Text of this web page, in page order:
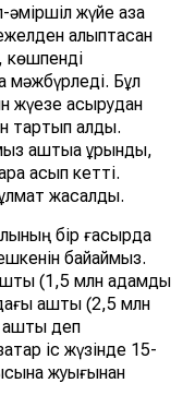
жүйе қазақ
қалыптасқан
көшпенді
мәжбүрледі. Бұл
жүезе асырудан
тартып алды.
аштыққа ұрынды,
асып кетті.
жасалды.
бір ғасырда
байқаймыз.
(1,5 млн адамды
аштық (2,5 млн
деп
іс жүзінде 15-
жуығынан